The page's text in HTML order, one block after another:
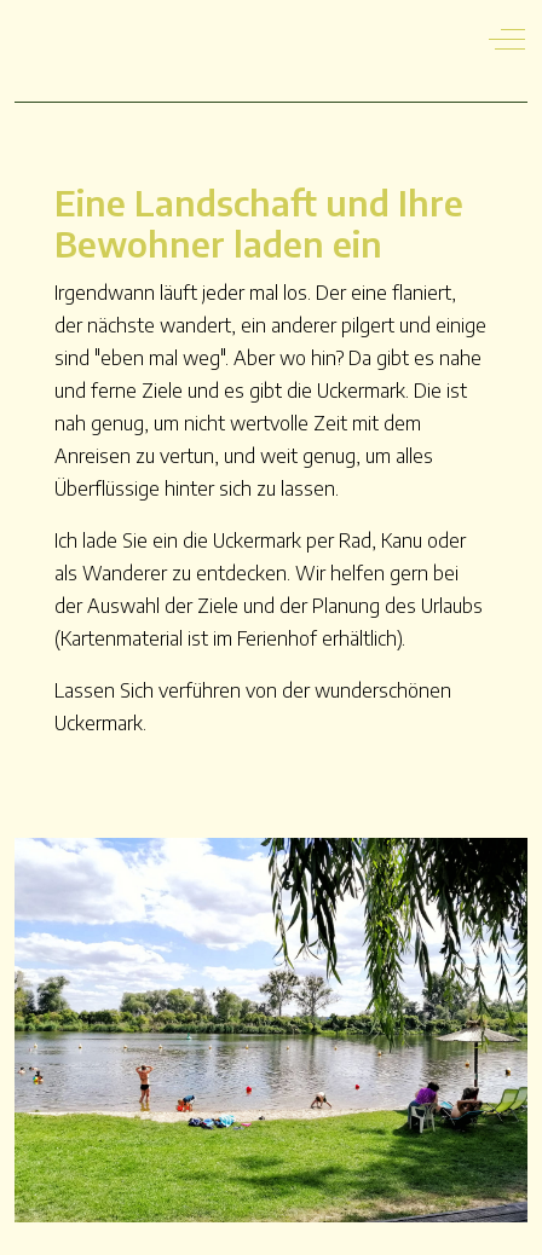
Off-
Eine Landschaft und Ihre
Bewohner laden ein
Irgendwann läuft jeder mal los. Der eine flaniert,
der nächste wandert, ein anderer pilgert und einige
sind "eben mal weg". Aber wo hin? Da gibt es nahe
und ferne Ziele und es gibt die Uckermark. Die ist
nah genug, um nicht wertvolle Zeit mit dem
Anreisen zu vertun, und weit genug, um alles
Überflüssige hinter sich zu lassen.
Ich lade Sie ein die Uckermark per Rad, Kanu oder
als Wanderer zu entdecken. Wir helfen gern bei
der Auswahl der Ziele und der Planung des Urlaubs
(Kartenmaterial ist im Ferienhof erhältlich).
Lassen Sich verführen von der wunderschönen
Uckermark.